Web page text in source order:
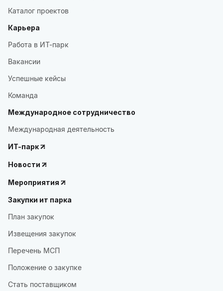
Каталог проектов
Карьера
Работа в ИТ-парк
Вакансии
Успешные кейсы
Команда
Международное сотрудничество
Международная деятельность
ИТ-парк
Новости
Мероприятия
Закупки ит парка
План закупок
Извещения закупок
Перечень МСП
Положение о закупке
Стать поставщиком